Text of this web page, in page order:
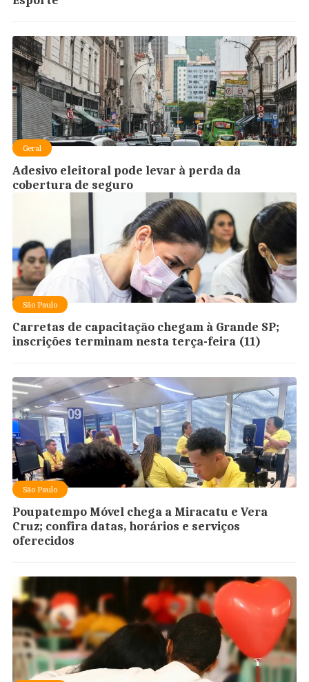
Geral
Adesivo eleitoral pode levar à perda da
cobertura de seguro
São Paulo
Carretas de capacitação chegam à Grande SP;
inscrições terminam nesta terça-feira (11)
São Paulo
Poupatempo Móvel chega a Miracatu e Vera
Cruz; confira datas, horários e serviços
oferecidos